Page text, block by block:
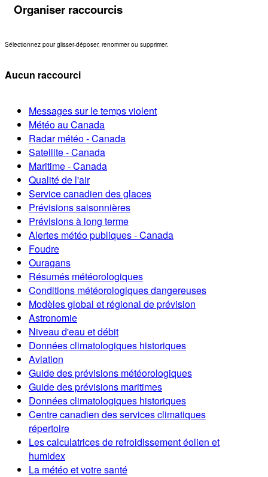
Organiser raccourcis
Sélectionnez pour glisser-déposer, renommer ou supprimer.
Aucun raccourci
Messages sur le temps violent
Météo au Canada
Radar météo - Canada
Satellite - Canada
Maritime - Canada
Qualité de l'air
Service canadien des glaces
Prévisions saisonnières
Prévisions à long terme
Alertes météo publiques - Canada
Foudre
Ouragans
Résumés météorologiques
Conditions météorologiques dangereuses
Modèles global et régional de prévision
Astronomie
Niveau d'eau et débit
Données climatologiques historiques
Aviation
Guide des prévisions météorologiques
Guide des prévisions maritimes
Données climatologiques historiques
Centre canadien des services climatiques
répertoire
Les calculatrices de refroidissement éolien et
humidex
La météo et votre santé